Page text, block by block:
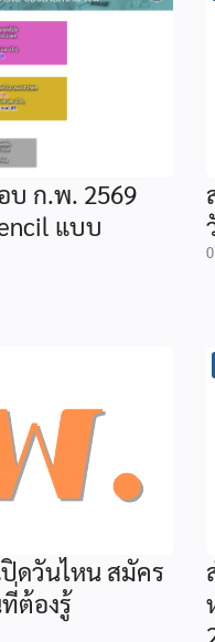
บ ก.พ. 2569
แบบ
ดวันไหน สมัคร
ต้องรู้